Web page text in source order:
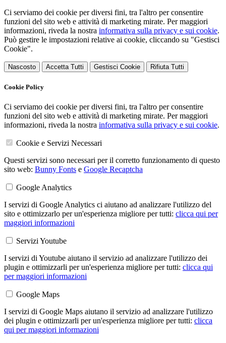
Ci serviamo dei cookie per diversi fini, tra l'altro per consentire
funzioni del sito web e attività di marketing mirate. Per maggiori
informazioni, riveda la nostra informativa sulla privacy e sui cookie.
Può gestire le impostazioni relative ai cookie, cliccando su "Gestisci
Cookie".
Nascosto Accetta Tutti Gestisci Cookie Rifiuta Tutti
Cookie Policy
Ci serviamo dei cookie per diversi fini, tra l'altro per consentire
funzioni del sito web e attività di marketing mirate. Per maggiori
informazioni, riveda la nostra informativa sulla privacy e sui cookie.
Cookie e Servizi Necessari
Questi servizi sono necessari per il corretto funzionamento di questo
sito web: Bunny Fonts e Google Recaptcha
Google Analytics
I servizi di Google Analytics ci aiutano ad analizzare l'utilizzo del
sito e ottimizzarlo per un'esperienza migliore per tutti: clicca qui per
maggiori informazioni
Servizi Youtube
I servizi di Youtube aiutano il servizio ad analizzare l'utilizzo dei
plugin e ottimizzarli per un'esperienza migliore per tutti: clicca qui
per maggiori informazioni
Google Maps
I servizi di Google Maps aiutano il servizio ad analizzare l'utilizzo
dei plugin e ottimizzarli per un'esperienza migliore per tutti: clicca
qui per maggiori informazioni